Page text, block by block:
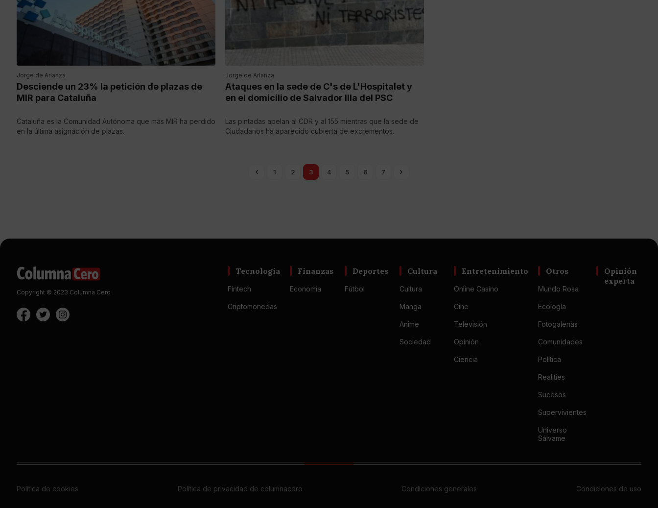
Jorge de Arlanza
Desciende un 23% la petición de plazas de
MIR para Cataluña
Cataluña es la Comunidad Autónoma que más MIR ha perdido
en la última asignación de plazas.
Jorge de Arlanza
Ataques en la sede de C's de L'Hospitalet y
en el domicilio de Salvador llla del PSC
Las pintadas apelan al CDR y al 155 mientras que la sede de
Ciudadanos ha aparecido cubierta de excrementos.
1 2 3 4 5 6 7
Copyright © 2023 Columna Cero
Tecnología
Fintech
Criptomonedas
Finanzas
Economía
Deportes
Fútbol
Cultura
Cultura
Manga
Anime
Sociedad
Entretenimiento
Online Casino
Cine
Televisión
Opinión
Ciencia
Otros
Mundo Rosa
Ecología
Fotogalerías
Comunidades
Política
Realities
Sucesos
Supervivientes
Universo
Sálvame
Opinión
experta
Política de cookies Política de privacidad de columnacero Condiciones generales Condiciones de uso